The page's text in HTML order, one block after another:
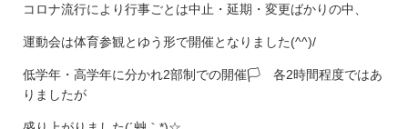
コロナ流行により行事ごとは中止・延期・変更ばかりの中、
運動会は体育参観とゆう形で開催となりました(^^)/
低学年・高学年に分かれ2部制での開催🏳 各2時間程度ではあ
りましたが